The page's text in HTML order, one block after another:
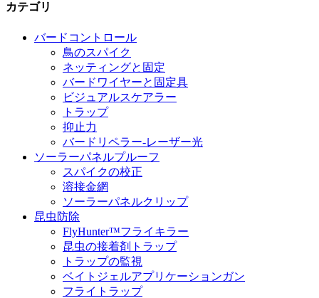
カテゴリ
バードコントロール
鳥のスパイク
ネッティングと固定
バードワイヤーと固定具
ビジュアルスケアラー
トラップ
抑止力
バードリペラー-レーザー光
ソーラーパネルプルーフ
スパイクの校正
溶接金網
ソーラーパネルクリップ
昆虫防除
FlyHunter™フライキラー
昆虫の接着剤トラップ
トラップの監視
ベイトジェルアプリケーションガン
フライトラップ